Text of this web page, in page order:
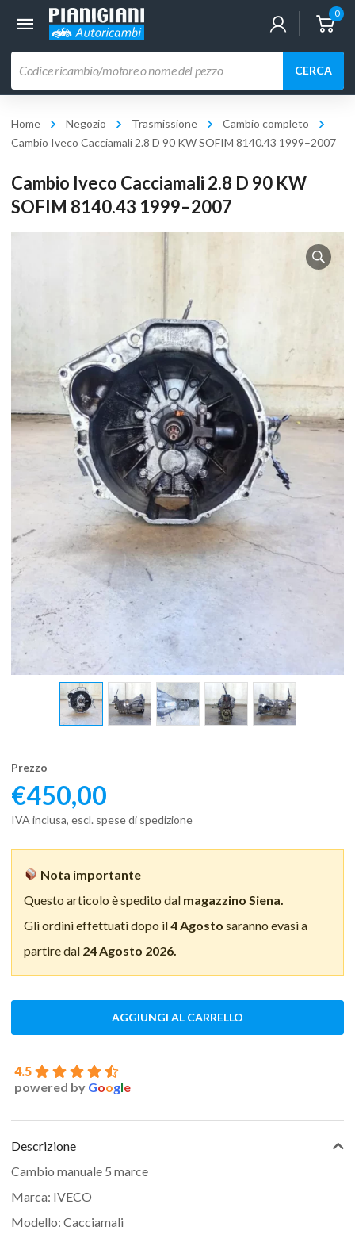
0
prodotti
CERCA
Home Negozio Trasmissione
Cambio completo
Cambio Iveco Cacciamali 2.8 D 90 KW SOFIM 8140.43 1999–2007
Cambio Iveco Cacciamali 2.8 D 90 KW
SOFIM 8140.43 1999–2007
Prezzo
€450,00
IVA inclusa, escl. spese di spedizione
Nota importante
Questo articolo è spedito dal magazzino Siena.
Gli ordini effettuati dopo il4 Agosto saranno evasi a
partire dal 24 Agosto 2026.
AGGIUNGI AL CARRELLO
4.5
powered by Google
Descrizione
Cambio manuale 5 marce
Marca: IVECO
Modello: Cacciamali